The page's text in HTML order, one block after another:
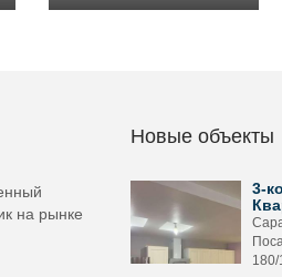
на рынке
Новые объекты
3-
180/